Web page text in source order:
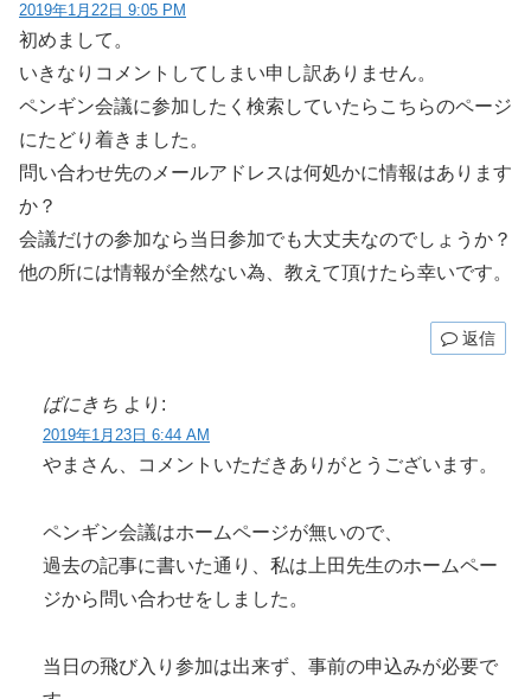
2019年1月22日 9:05 PM
初めまして。
いきなりコメントしてしまい申し訳ありません。
ペンギン会議に参加したく検索していたらこちらのページ
にたどり着きました。
問い合わせ先のメールアドレスは何処かに情報はあります
か？
会議だけの参加なら当日参加でも大丈夫なのでしょうか？
他の所には情報が全然ない為、教えて頂けたら幸いです。
返信
ばにきち より:
2019年1月23日 6:44 AM
やまさん、コメントいただきありがとうございます。
ペンギン会議はホームページが無いので、
過去の記事に書いた通り、私は上田先生のホームペー
ジから問い合わせをしました。
当日の飛び入り参加は出来ず、事前の申込みが必要で